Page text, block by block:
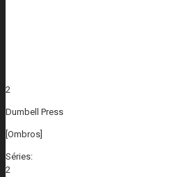
2
Dumbell Press
[Ombros]
Séries:
2